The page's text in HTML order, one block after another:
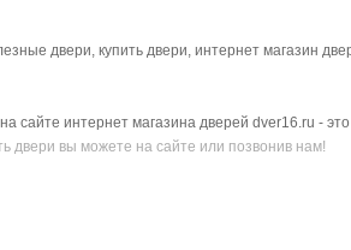
двери, купить двери, интернет магазин
сайте интернет магазина дверей dver16.ru -
двери вы можете на сайте или позвонив нам!